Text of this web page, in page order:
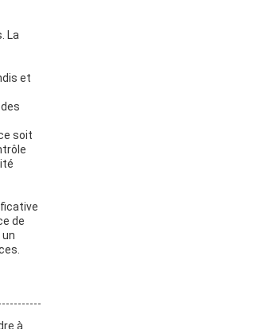
La
et
soit
de
à